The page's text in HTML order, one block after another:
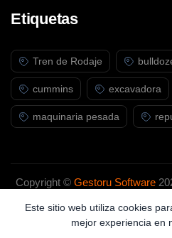
Etiquetas
Tren de Rodaje
cummins excavadora
maquinaria pesada
Copyright ©Gestoru Software
Este sitio web utiliza cookies
mejor experiencia en